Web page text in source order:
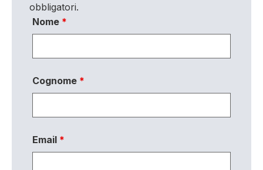
obbligatori.
Nome *
Cognome *
Email *